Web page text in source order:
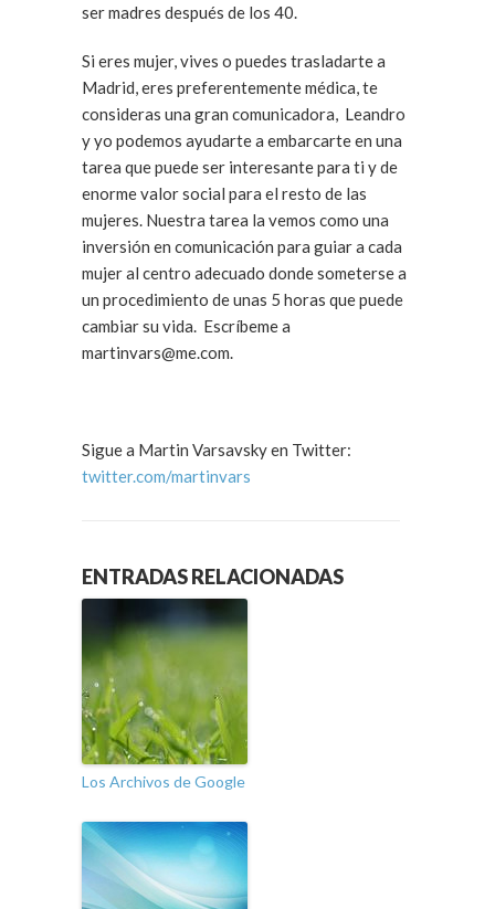
ser madres después de los 40.
Si eres mujer, vives o puedes trasladarte a
Madrid, eres preferentemente médica, te
consideras una gran comunicadora, Leandro
y yo podemos ayudarte a embarcarte en una
tarea que puede ser interesante para ti y de
enorme valor social para el resto de las
mujeres. Nuestra tarea la vemos como una
inversión en comunicación para guiar a cada
mujer al centro adecuado donde someterse a
un procedimiento de unas 5 horas que puede
cambiar su vida. Escríbeme a
martinvars@me.com.
Sigue a Martin Varsavsky en Twitter:
twitter.com/martinvars
ENTRADAS RELACIONADAS
Los Archivos de Google